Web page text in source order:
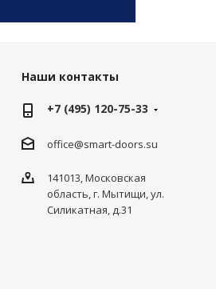
Наши контакты
+7 (495) 120-75-33
office@smart-doors.su
141013, Московская
область, г. Мытищи, ул.
Силикатная, д.31